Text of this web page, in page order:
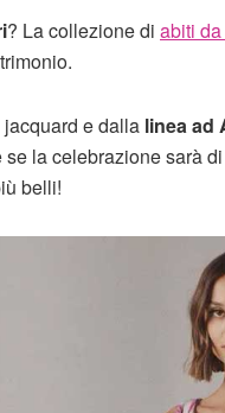
? La collezione di abiti
e dalla linea ad
la celebrazione sarà
belli!